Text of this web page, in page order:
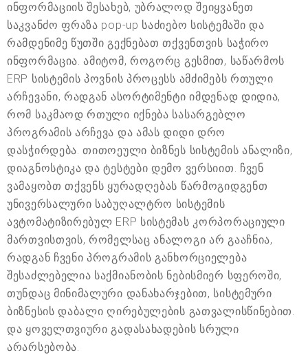
ინფორმაციის შესახებ, უბრალოდ შეიყვანეთ
საკვანძო ფრაზა pop-up საძიებო სისტემაში და
რამდენიმე წუთში გექნებათ თქვენთვის საჭირო
ინფორმაცია. ამიტომ, როგორც გესმით, საწარმოს
ERP სისტემის პოვნის პროცესს ამძიმებს რთული
არჩევანი, რადგან ასორტიმენტი იმდენად დიდია,
რომ საკმაოდ რთული იქნება სასარგებლო
პროგრამის არჩევა და ამას დიდი დრო
დასჭირდება. თითოეული ბიზნეს სისტემის ანალიზი,
დიაგნოსტიკა და ტესტები დემო ვერსიით. ჩვენ
ვამაყობთ თქვენს ყურადღებას წარმოგიდგენთ
უნივერსალური საბუღალტრო სისტემის
ავტომატიზირებულ ERP სისტემას კორპორაციული
მართვისთვის, რომელსაც ანალოგი არ გააჩნია,
რადგან ჩვენი პროგრამის განხორციელება
შესაძლებელია საქმიანობის ნებისმიერ სფეროში,
თუნდაც მინიმალური დანახარჯებით, სისტემური
ბიზნესის დაბალი ღირებულების გათვალისწინებით.
და ყოველთვიური გადასახადების სრული
არარსებობა.